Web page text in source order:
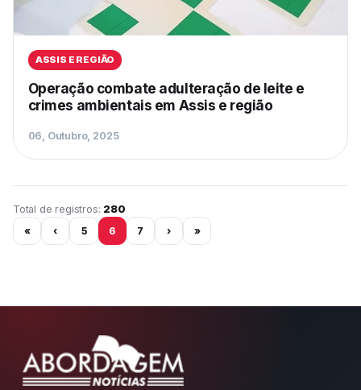
ASSIS E REGIÃO
Operação combate adulteração de leite e
crimes ambientais em Assis e região
06, Outubro, 2025
Total de registros: 280
Página 6 de 24
« ‹ 5 6 7 › »